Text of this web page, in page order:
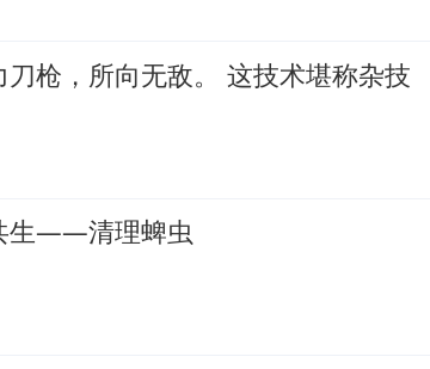
枪，所向无敌。 这技术堪称杂技
生——清理蜱虫